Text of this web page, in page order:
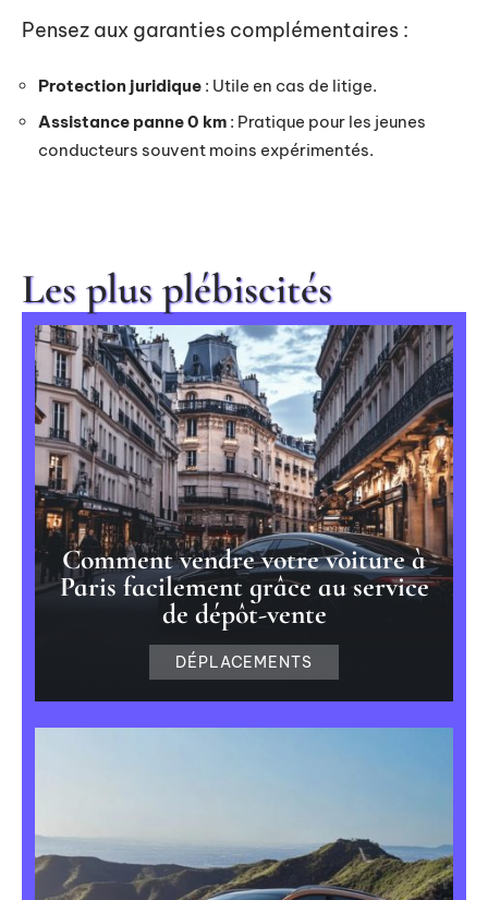
Pensez aux garanties complémentaires :
Protection juridique : Utile en cas de litige.
Assistance panne 0 km : Pratique pour les jeunes
conducteurs souvent moins expérimentés.
Les plus plébiscités
Comment vendre votre voiture à
Paris facilement grâce au service
de dépôt-vente
DÉPLACEMENTS